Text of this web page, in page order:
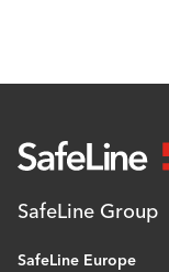
SafeLine Group
SafeLine Europe